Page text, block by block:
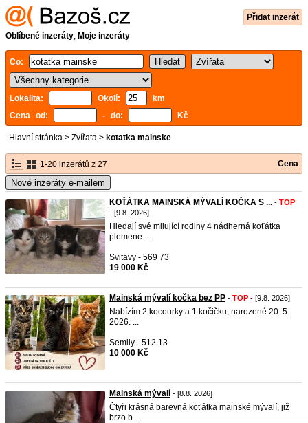
Přidat inzerát
Oblíbené inzeráty, Moje inzeráty
Co:
Lokalita: Okolí:
km
Cena od:
- do: Kč
Hlavní stránka > Zvířata > kotatka mainske
1-20 inzerátů z 27 Cena
Nové inzeráty e-mailem
KOŤÁTKA MAINSKÁ MÝVALÍ KOČKA S ... - TOP
- [9.8. 2026]
Hledají své milující rodiny 4 nádherná koťátka
plemene ...
Svitavy - 569 73
19 000 Kč
Mainská mývalí kočka bez PP - TOP - [9.8. 2026]
Nabízím 2 kocourky a 1 kočičku, narozené 20. 5.
2026. ...
Semily - 512 13
10 000 Kč
Mainská mývalí - [8.8. 2026]
Čtyři krásná barevná koťátka mainské mývalí, již
brzo b ...